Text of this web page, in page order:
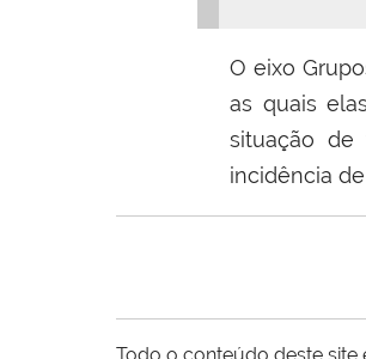
O eixo
as quais
situação de
incidência